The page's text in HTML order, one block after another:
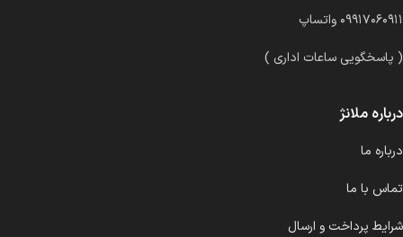
۰۹۹۱۷۰۶۰۹۱۱ واتساپ
( پاسخگویی ساعات اداری )
درباره ملانژ
درباره ما
تماس با ما
شرایط پرداخت و ارسال